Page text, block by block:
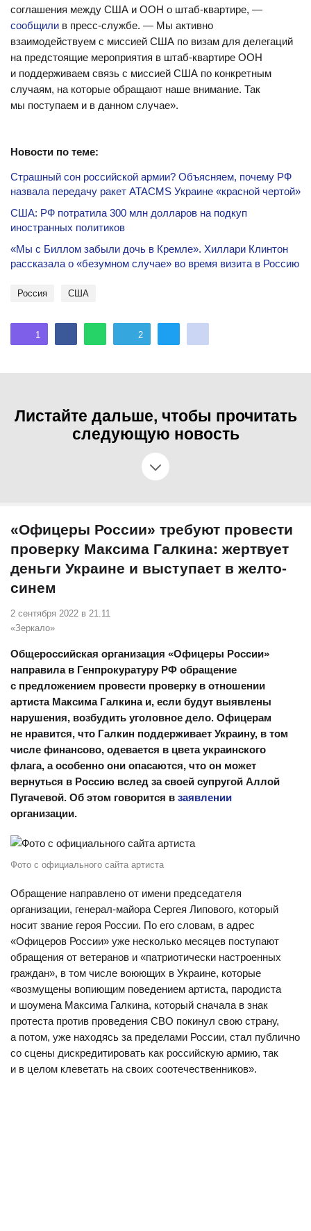
соглашения между США и ООН о штаб-квартире, —
сообщили в пресс-службе. — Мы активно
взаимодействуем с миссией США по визам для делегаций
на предстоящие мероприятия в штаб-квартире ООН
и поддерживаем связь с миссией США по конкретным
случаям, на которые обращают наше внимание. Так
мы поступаем и в данном случае».
Новости по теме:
Страшный сон российской армии? Объясняем, почему РФ
назвала передачу ракет ATACMS Украине «красной чертой»
США: РФ потратила 300 млн долларов на подкуп
иностранных политиков
«Мы с Биллом забыли дочь в Кремле». Хиллари Клинтон
рассказала о «безумном случае» во время визита в Россию
Россия США
1 2
Листайте дальше, чтобы прочитать
следующую новость